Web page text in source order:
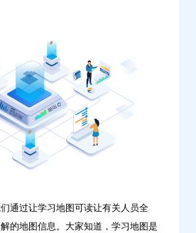
通过让学习地图可读让有关人员全
的地图信息。大家知道，学习地图是